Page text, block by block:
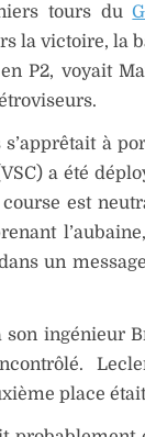
tours du
la victoire, la
P2, voyait
à
a été
est
un
ingénieur
place